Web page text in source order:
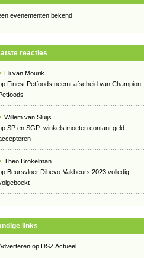
evenementen bekend
reacties
Eli van Mourik
Finest Petfoods neemt afscheid van Champion
Willem van Sluijs
SP en SGP: winkels moeten contant geld
Theo Brokelman
Beursvloer Dibevo-Vakbeurs 2023 volledig
links
op DSZ Actueel